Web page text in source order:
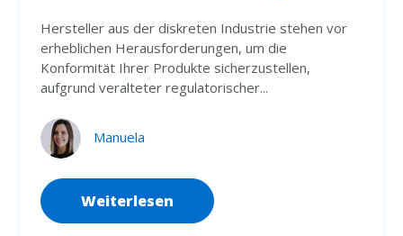
Hersteller aus der diskreten Industrie stehen vor
erheblichen Herausforderungen, um die
Konformität Ihrer Produkte sicherzustellen,
aufgrund veralteter regulatorischer...
Manuela
Weiterlesen